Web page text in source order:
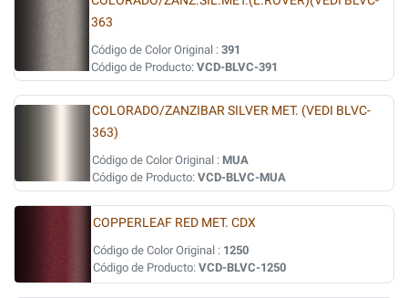
363
Código de Color Original : 391
Código de Producto: VCD-BLVC-391
COLORADO/ZANZIBAR SILVER MET. (VEDI BLVC-
363)
Código de Color Original : MUA
Código de Producto: VCD-BLVC-MUA
COPPERLEAF RED MET. CDX
Código de Color Original : 1250
Código de Producto: VCD-BLVC-1250